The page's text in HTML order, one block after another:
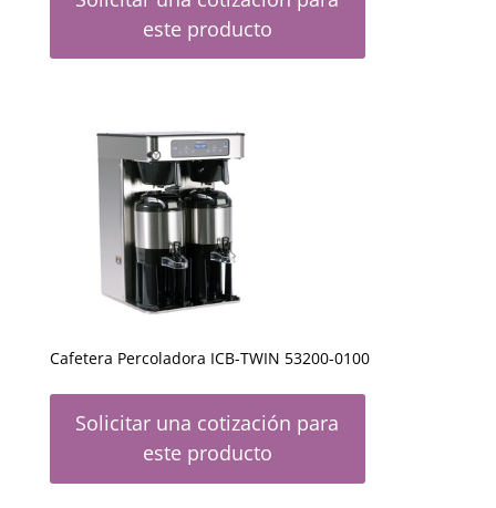
este producto
Cafetera Percoladora ICB-TWIN 53200-0100
Solicitar una cotización para
este producto